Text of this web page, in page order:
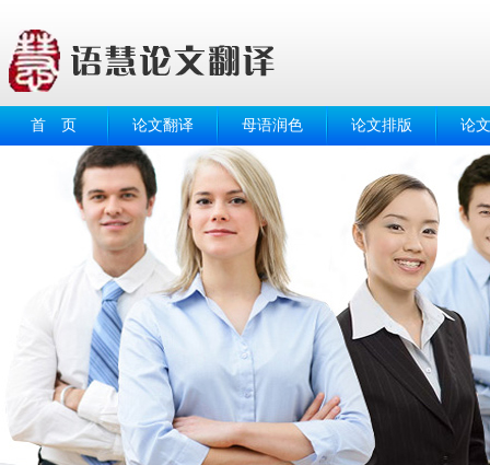
首 页 论文翻译 母语润色 论文排版 论